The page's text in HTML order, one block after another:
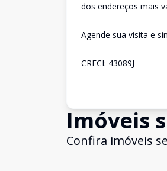
dos endereços mais
Agende sua visita e
CRECI: 43089J
Imóveis
Confira imóveis